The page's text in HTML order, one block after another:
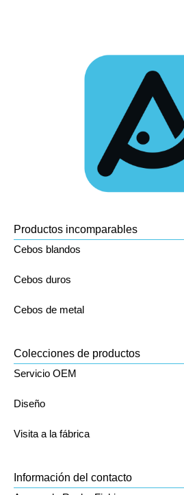
Productos incomparables
Cebos blandos
Cebos duros
Cebos de metal
Colecciones de productos
Servicio OEM
Diseño
Visita a la fábrica
Información del contacto